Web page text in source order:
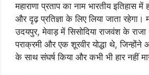
महाराणा प्रताप का नाम भारतीय इतिहास में
और दृढ़ प्रतिज्ञा के लिए लिया जाता रहेगा।
उदयपुर, मेवाड़ में सिसोदिया राजवंश के
पराक्रमी और एक शूरवीर योद्धा थे,
के साथ संघर्ष किया और कभी भी हार नहीं